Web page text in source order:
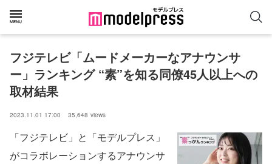
フジテレビ「ムードメーカーなアナウンサ
ー」ランキング “素”を知る同僚45人以上への
取材結果
2023.11.01 17:00 35,648 views
「フジテレビ」と「モデルプレス」
がコラボレーションするアナウンサ